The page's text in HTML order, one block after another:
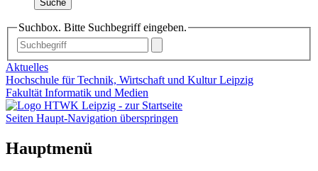
Suche
Suchbox. Bitte Suchbegriff eingeben.
Aktuelles
Hochschule für Technik, Wirtschaft und Kultur Leipzig
Fakultät Informatik und Medien
Seiten Haupt-Navigation überspringen
Hauptmenü